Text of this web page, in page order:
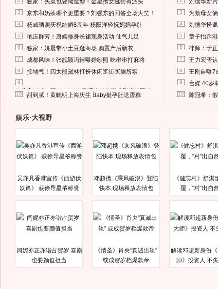
独家：买菜也要拗造型！金星携女逛街有派头
3 京东和奶茶哪个更重要？刘强东的回答全场大笑！
4 杨威晒照庆祝结婚8周年 杨阳洋轻抚妈妈孕肚
5 艳压群芳！唐嫣修身长裙现身活动 仙气儿足
6 独家：姚晨带小土豆逛商场 购置产后新衣
7 成都风味！张靓颖冯轲曝婚纱照 吃串串打麻将
8 接地气！阔太熊黛林打扮休闲逛街买厕所泵
9
马蓉离婚后，砸1000万人民币给媒体要求删掉这照片
10 甜到腻！黄晓明上海庆生 Baby挺孕肚送蛋糕
刘德华新
3 为救母女
4 刘德华扮
5 章子怡斥
6 律师：于
7 王力宏否
8 王刚自曝7
9 台媒:40岁
10 陈冠希：
娱乐·大视野
吴亦凡香港宣传《西游伏
妖篇》 获徐导星爷称赞
邓超携《乘风破浪》登陆
快本 现场释放表情包
《健忘村》舒淇
覆，“村”出自
闫妮亦正亦谐占贺岁 喜剧
也要颜值担当
《情圣》肖央“真诚出轨”
或成贺岁档爆款帝
解读邓超新身份
师》投资人 不